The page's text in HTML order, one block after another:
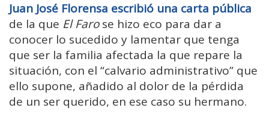
Juan José Florensa escribió una carta pública
de la que El Farose hizo eco para dar a
conocer lo sucedido y lamentar que tenga
que ser la familia afectada la que repare la
situación, con el “calvario administrativo” que
ello supone, añadido al dolor de la pérdida
de un ser querido, en ese caso su hermano.